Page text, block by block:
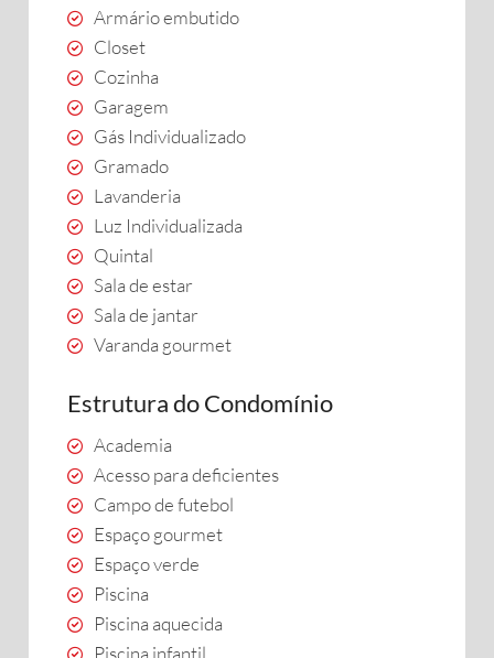
Armário embutido
Closet
Cozinha
Garagem
Gás Individualizado
Gramado
Lavanderia
Luz Individualizada
Quintal
Sala de estar
Sala de jantar
Varanda gourmet
Estrutura do Condomínio
Academia
Acesso para deficientes
Campo de futebol
Espaço gourmet
Espaço verde
Piscina
Piscina aquecida
Piscina infantil